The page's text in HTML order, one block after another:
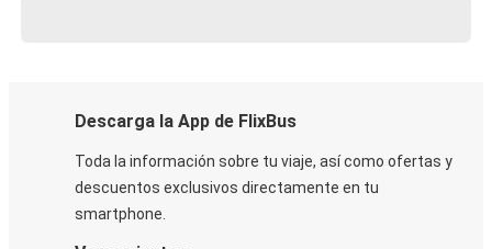
Descarga la App de FlixBus
Toda la información sobre tu viaje, así como ofertas y
descuentos exclusivos directamente en tu
smartphone.